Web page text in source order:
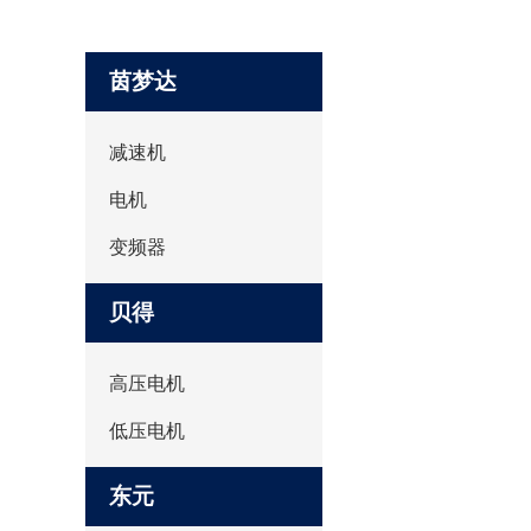
茵梦达
减速机
电机
变频器
贝得
高压电机
低压电机
东元